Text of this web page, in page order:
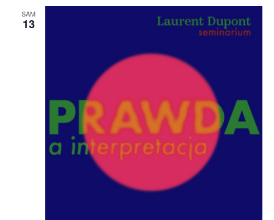
SAM
13